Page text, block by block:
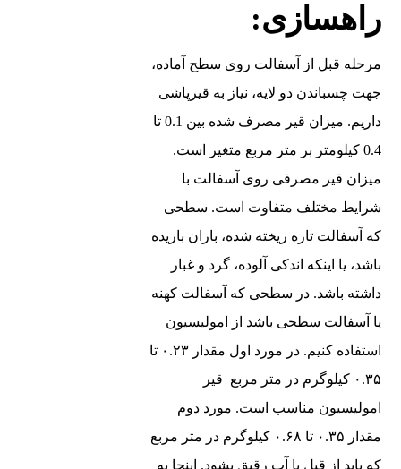
راهسازی:
مرحله قبل از آسفالت روی سطح آماده،
جهت چسباندن دو لایه، نیاز به قیرپاشی
داریم. میزان قیر مصرف شده بین 0.1 تا
0.4 کیلومتر بر متر مربع متغیر است.
میزان قیر مصرفی روی آسفالت با
شرایط مختلف متفاوت است. سطحی
که آسفالت تازه ریخته شده، باران باریده
باشد، یا اینکه اندکی آلوده، گرد و غبار
داشته باشد. در سطحی که آسفالت کهنه
یا آسفالت سطحی باشد از امولیسیون
استفاده کنیم. در مورد اول مقدار ۰.۲۳ تا
۰.۳۵ کیلوگرم در متر مربع قیر
امولیسیون مناسب است. مورد دوم
مقدار ۰.۳۵ تا ۰.۶۸ کیلوگرم در متر مربع
که باید از قبل با آب رقیق بشود. اینجا به